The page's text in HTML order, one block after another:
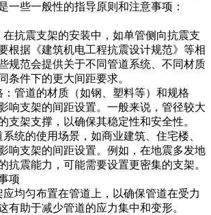
一些一般性的指导原则和注意事项：
抗震支架的安装中，如单管侧向抗震支
根据《建筑机电工程抗震设计规范》等相
规范会提供关于不同管道系统、不同材质
条件下的更大间距要求。
管道的材质（如钢、塑料等）和规格
响支架的间距设置。一般来说，管径较大
支架支撑，以确保其稳定性和安全性。
统的使用场景，如商业建筑、住宅楼、
响支架的间距设置。例如，在地震多发地
抗震能力，可能需要设置更密集的支架。
项
均匀布置在管道上，以确保管道在受力
有助于减少管道的应力集中和变形。